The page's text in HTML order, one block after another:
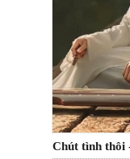
Chút tình thôi